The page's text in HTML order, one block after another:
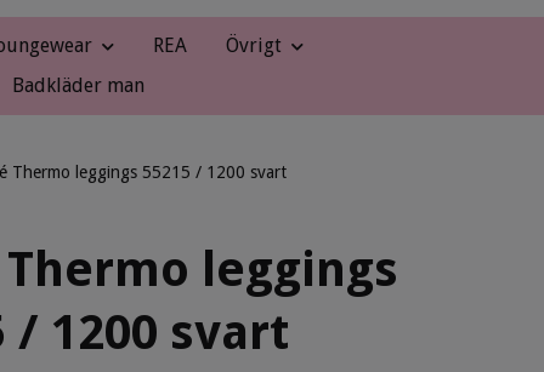
REA
Övrigt
Badkläder man
Thermo leggings 55215 / 1200 svart
leggings
/ 1200 svart